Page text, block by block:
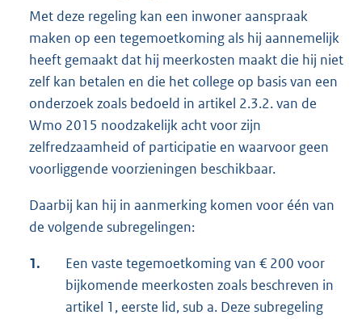
Met deze regeling kan een inwoner aanspraak
maken op een tegemoetkoming als hij aannemelijk
heeft gemaakt dat hij meerkosten maakt die hij niet
zelf kan betalen en die het college op basis van een
onderzoek zoals bedoeld in artikel 2.3.2. van de
Wmo 2015 noodzakelijk acht voor zijn
zelfredzaamheid of participatie en waarvoor geen
voorliggende voorzieningen beschikbaar.
Daarbij kan hij in aanmerking komen voor één van
de volgende subregelingen:
1.
Een vaste tegemoetkoming van € 200 voor
bijkomende meerkosten zoals beschreven in
artikel 1, eerste lid, sub a. Deze subregeling